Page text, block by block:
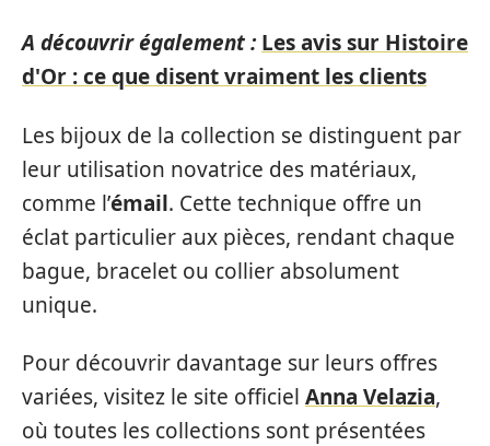
A découvrir également : Les avis sur Histoire
d'Or : ce que disent vraiment les clients
Les bijoux de la collection se distinguent par
leur utilisation novatrice des matériaux,
comme l’émail. Cette technique offre un
éclat particulier aux pièces, rendant chaque
bague, bracelet ou collier absolument
unique.
Pour découvrir davantage sur leurs offres
variées, visitez le site officiel Anna Velazia,
où toutes les collections sont présentées